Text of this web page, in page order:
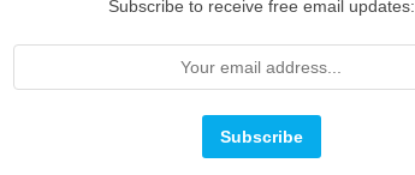
Subscribe to receive free email updates: